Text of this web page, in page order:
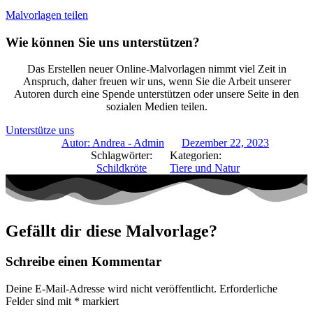
Malvorlagen teilen
Wie können Sie uns unterstützen?
Das Erstellen neuer Online-Malvorlagen nimmt viel Zeit in
Anspruch, daher freuen wir uns, wenn Sie die Arbeit unserer
Autoren durch eine Spende unterstützen oder unsere Seite in den
sozialen Medien teilen.
Unterstütze uns
Autor: Andrea - Admin
Dezember 22, 2023
Schlagwörter:
Schildkröte
Kategorien:
Tiere und Natur
Gefällt dir diese Malvorlage?
Schreibe einen Kommentar
Deine E-Mail-Adresse wird nicht veröffentlicht. Erforderliche
Felder sind mit * markiert